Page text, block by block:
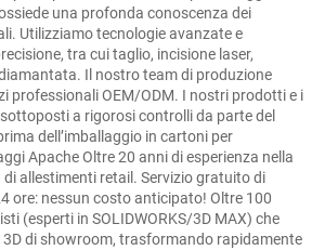
una profonda conoscenza dei
Utilizziamo tecnologie avanzate e
tra cui taglio, incisione laser,
Il nostro team di produzione
professionali OEM/ODM. I nostri prodotti e i
a rigorosi controlli da parte del
dell’imballaggio in cartoni per
Apache Oltre 20 anni di esperienza nella
allestimenti retail. Servizio gratuito di
ore: nessun costo anticipato! Oltre 100
(esperti in SOLIDWORKS/3D MAX) che
di showroom, trasformando rapidamente